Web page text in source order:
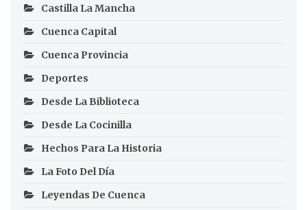
Castilla La Mancha
Cuenca Capital
Cuenca Provincia
Deportes
Desde La Biblioteca
Desde La Cocinilla
Hechos Para La Historia
La Foto Del Día
Leyendas De Cuenca